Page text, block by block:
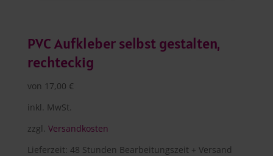
PVC Aufkleber selbst gestalten,
rechteckig
von 17,00 €
inkl. MwSt.
zzgl. Versandkosten
Lieferzeit: 48 Stunden Bearbeitungszeit + Versand